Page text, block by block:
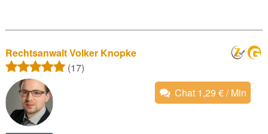
Rechtsanwalt Volker Knopke
(17)
Chat 1,29 € / Min